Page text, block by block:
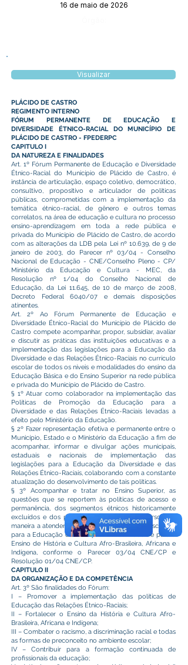
16 de maio de 2026
Visualizar
PLÁCIDO DE CASTRO
REGIMENTO INTERNO
FÓRUM PERMANENTE DE EDUCAÇÃO E
DIVERSIDADE ÉTNICO-RACIAL DO MUNICÍPIO DE
PLÁCIDO DE CASTRO - FPEDERPC
CAPITULO I
DA NATUREZA E FINALIDADES
Art. 1º Fórum Permanente de Educação e Diversidade
Étnico-Racial do Município de Plácido de Castro, é
instância de articulação, espaço coletivo, democrático,
consultivo, propositivo e articulador de políticas
públicas, comprometidas com a implementação da
temática étnico-racial, de gênero e outros temas
correlatos, na área de educação e cultura no processo
ensino-aprendizagem em toda a rede pública e
privada do Município de Plácido de Castro, de acordo
com as alterações da LDB pela Lei nº 10.639, de 9 de
janeiro de 2003, do Parecer nº 03/04 - Conselho
Nacional de Educação - CNE/Conselho Pleno - CP/
Ministério da Educação e Cultura - MEC, da
Resolução nº 1/04 do Conselho Nacional de
Educação, da Lei 11.645, de 10 de março de 2008,
Decreto Federal 6040/07 e demais disposições
atinentes.
Art. 2º Ao Fórum Permanente de Educação e
Diversidade Étnico-Racial do Município de Plácido de
Castro compete acompanhar, propor, subsidiar, avaliar
e discutir as práticas das instituições educativas e a
implementação das legislações para a Educação da
Diversidade e das Relações Étnico-Raciais no currículo
escolar de todos os níveis e modalidades do ensino da
Educação Básica e do Ensino Superior na rede pública
e privada do Município de Plácido de Castro.
§ 1º Atuar como colaborador na implementação das
Políticas de Promoção da Educação para a
Diversidade e das Relações Étnico-Raciais levadas a
efeito pelo Ministério da Educação.
§ 2º Fazer representação efetiva e permanente entre o
Município, Estado e o Ministério da Educação a fim de
acompanhar, informar e divulgar ações municipais,
estaduais e nacionais de implementação das
legislações para a Educação da Diversidade e das
Relações Étnico-Raciais, colaborando com a constante
atualização do desenvolvimento de tais políticas.
§ 3º Acompanhar e tratar no Ensino Superior, as
questões que se reportem às políticas de acesso e
permanência, dos segmentos étnicos historicamente
excluídos e dos projetos curriculares dos cursos, de
maneira a atender às Diretrizes Curriculares Nascentais
para a Educação das Relações Étnico-Raciais e para o
Ensino de História e Cultura Afro-Brasileira, Africana e
Indígena, conforme o Parecer 03/04 CNE/CP e
Resolução 01/04 CNE/CP.
CAPITULO II
DA ORGANIZAÇÃO E DA COMPETÊNCIA
Art. 3º São finalidades do Fórum:
I – Promover a implementação das políticas de
Educação das Relações Étnico-Raciais;
II – Fortalecer o Ensino da História e Cultura Afro-
Brasileira, Africana e Indígena;
III – Combater o racismo, a discriminação racial e todas
as formas de preconceito no ambiente escolar;
IV – Contribuir para a formação continuada de
profissionais da educação;